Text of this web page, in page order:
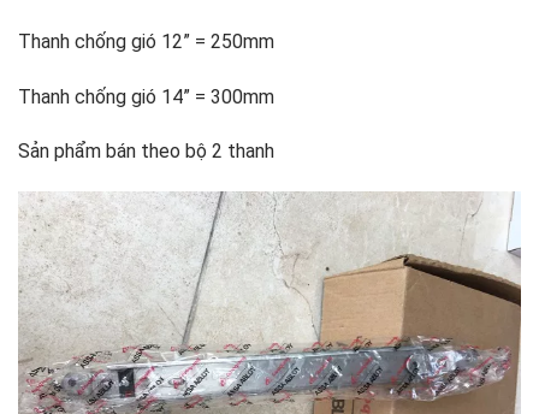
Thanh chống gió 12” = 250mm
Thanh chống gió 14” = 300mm
Sản phẩm bán theo bộ 2 thanh